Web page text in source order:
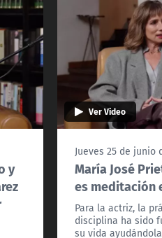
y
Ver Video
Jueves 25 de junio
María José
es meditación
Para la actriz, la
disciplina ha sido
su vida